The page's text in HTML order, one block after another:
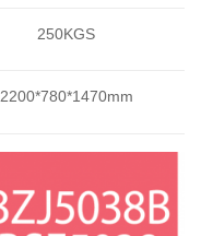
250KGS
2200*780*1470mm